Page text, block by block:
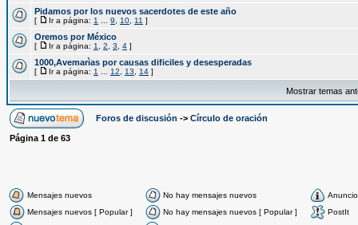
Pidamos por los nuevos sacerdotes de este año
[ Ir a página: 1 9 10 11 ]
Oremos por México
[ Ir a página: 1 2 3 4 ]
1000,Avemarìas por causas dificiles y desesperadas
[ Ir a página: 1 12 13 14 ]
Mostrar temas
Foros de discusión -> Círculo de oración
Página 1 de 63
Mensajes nuevos No hay mensajes nuevos
Anuncio
Mensajes nuevos [ Popular ]
No hay mensajes nuevos [ Popular ]
PostIt